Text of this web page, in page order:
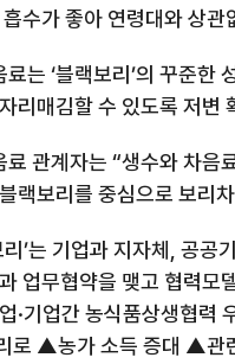
수가 좋아 연령대와 상
는 ‘블랙보리’의 꾸준한
리매김할 수 있도록 저변
료 관계자는 “생수와 차음
랙보리를 중심으로 보리
’는 기업과 지자체 공공
업무협약을 맺고 협력모
·기업간 농식품상생협력
로 ▲농가 소득 증대 ▲관